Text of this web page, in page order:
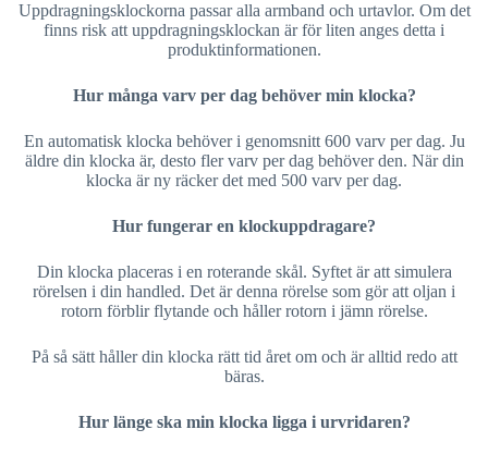
Uppdragningsklockorna passar alla armband och urtavlor. Om det
finns risk att uppdragningsklockan är för liten anges detta i
produktinformationen.
Hur många varv per dag behöver min klocka?
En automatisk klocka behöver i genomsnitt 600 varv per dag. Ju
äldre din klocka är, desto fler varv per dag behöver den. När din
klocka är ny räcker det med 500 varv per dag.
Hur fungerar en klockuppdragare?
Din klocka placeras i en roterande skål. Syftet är att simulera
rörelsen i din handled. Det är denna rörelse som gör att oljan i
rotorn förblir flytande och håller rotorn i jämn rörelse.
På så sätt håller din klocka rätt tid året om och är alltid redo att
bäras.
Hur länge ska min klocka ligga i urvridaren?